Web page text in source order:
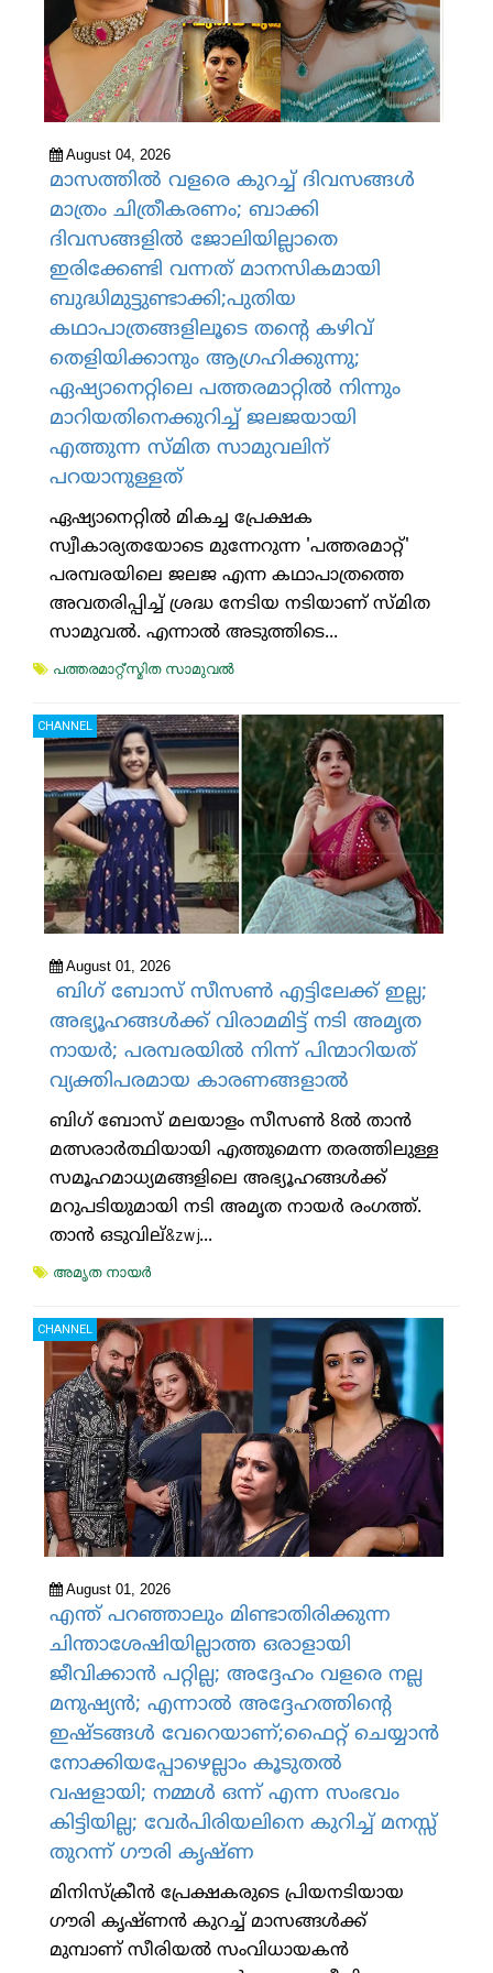
August 04, 2026
മാസത്തില്‍ വളരെ കുറച്ച് ദിവസങ്ങള്‍
മാത്രം ചിത്രീകരണം; ബാക്കി
ദിവസങ്ങളില്‍ ജോലിയില്ലാതെ
ഇരിക്കേണ്ടി വന്നത് മാനസികമായി
ബുദ്ധിമുട്ടുണ്ടാക്കി;പുതിയ
കഥാപാത്രങ്ങളിലൂടെ തന്റെ കഴിവ്
തെളിയിക്കാനും ആഗ്രഹിക്കുന്നു;
ഏഷ്യാനെറ്റിലെ പത്തരമാറ്റില്‍ നിന്നും
മാറിയതിനെക്കുറിച്ച് ജലജയായി
എത്തുന്ന സ്മിത സാമുവലിന്
പറയാനുള്ളത്
ഏഷ്യാനെറ്റില്‍ മികച്ച പ്രേക്ഷക
സ്വീകാര്യതയോടെ മുന്നേറുന്ന 'പത്തരമാറ്റ്'
പരമ്പരയിലെ ജലജ എന്ന കഥാപാത്രത്തെ
അവതരിപ്പിച്ച് ശ്രദ്ധ നേടിയ നടിയാണ് സ്മിത
സാമുവല്‍. എന്നാല്‍ അടുത്തിടെ...
പത്തരമാറ്റ്'സ്മിത സാമുവല്‍
CHANNEL
August 01, 2026
ബിഗ് ബോസ് സീസണ്‍ എട്ടിലേക്ക് ഇല്ല;
അഭ്യൂഹങ്ങള്‍ക്ക് വിരാമമിട്ട് നടി അമൃത
നായര്‍; പരമ്പരയില്‍ നിന്ന് പിന്മാറിയത്
വ്യക്തിപരമായ കാരണങ്ങളാല്‍
ബിഗ് ബോസ് മലയാളം സീസണ്‍ 8ല്‍ താന്‍
മത്സരാര്‍ത്ഥിയായി എത്തുമെന്ന തരത്തിലുള്ള
സമൂഹമാധ്യമങ്ങളിലെ അഭ്യൂഹങ്ങള്‍ക്ക്
മറുപടിയുമായി നടി അമൃത നായര്‍ രംഗത്ത്.
താന്‍ ഒടുവില്&zwj...
അമൃത നായര്‍
CHANNEL
August 01, 2026
എന്ത് പറഞ്ഞാലും മിണ്ടാതിരിക്കുന്ന
ചിന്താശേഷിയില്ലാത്ത ഒരാളായി
ജീവിക്കാന്‍ പറ്റില്ല; അദ്ദേഹം വളരെ നല്ല
മനുഷ്യന്‍; എന്നാല്‍ അദ്ദേഹത്തിന്റെ
ഇഷ്ടങ്ങള്‍ വേറെയാണ്;ഫൈറ്റ് ചെയ്യാന്‍
നോക്കിയപ്പോഴെല്ലാം കൂടുതല്‍
വഷളായി; നമ്മള്‍ ഒന്ന് എന്ന സംഭവം
കിട്ടിയില്ല; വേര്‍പിരിയലിനെ കുറിച്ച് മനസ്സ്
തുറന്ന് ഗൗരി കൃഷ്ണ
മിനിസ്‌ക്രീന്‍ പ്രേക്ഷകരുടെ പ്രിയനടിയായ
ഗൗരി കൃഷ്ണന്‍ കുറച്ച് മാസങ്ങള്‍ക്ക്
മുമ്പാണ് സീരിയല്‍ സംവിധായകന്‍